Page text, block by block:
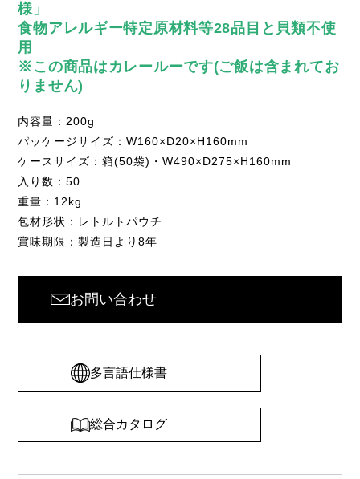
様」
食物アレルギー特定原材料等28品目と貝類不使
用
※この商品はカレールーです(ご飯は含まれてお
りません)
内容量：200g
パッケージサイズ：W160×D20×H160mm
ケースサイズ：箱(50袋)・W490×D275×H160mm
入り数：50
重量：12kg
包材形状：レトルトパウチ
賞味期限：製造日より8年
お問い合わせ
多言語仕様書
総合カタログ